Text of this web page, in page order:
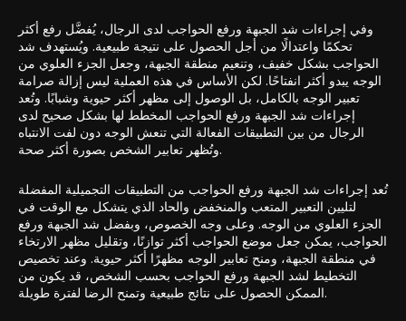
وفي إجراءات شد الجبهة ورفع الحواجب لدى الرجال، يُفضَّل رفع أكثر
تحكمًا واعتدالًا من أجل الحصول على نتيجة طبيعية. ويُستهدف شد
الحواجب بشكل خفيف، وتنعيم منطقة الجبهة، وجعل الجزء العلوي من
الوجه يبدو أكثر انفتاحًا. لكن الأساس في هذه العملية ليس إزالة صرامة
تعبير الوجه بالكامل، بل الوصول إلى مظهر أكثر حيوية وشبابًا. وتُعد
إجراءات شد الجبهة ورفع الحواجب المخطط لها بشكل صحيح لدى
الرجال من بين التطبيقات الفعالة التي تنعش الوجه دون لفت الانتباه
وتُظهر تعابير الشخص بصورة أكثر صحة.
تُعد إجراءات شد الجبهة ورفع الحواجب من التطبيقات التجميلية المفضلة
لتليين التعبير المتعب والمنخفض والحاد الذي يتشكل مع الوقت في
الجزء العلوي من الوجه. وعلى وجه الخصوص، وبفضل شد الجبهة ورفع
الحواجب، يمكن جعل موضع الحواجب أكثر توازنًا، وتقليل مظهر الارتخاء
في منطقة الجبهة، ومنح تعابير الوجه مظهرًا أكثر حيوية. وعند تخصيص
التخطيط لشد الجبهة ورفع الحواجب بحسب الشخص، قد يكون من
الممكن الحصول على نتائج طبيعية وتمنح الرضا لفترة طويلة.